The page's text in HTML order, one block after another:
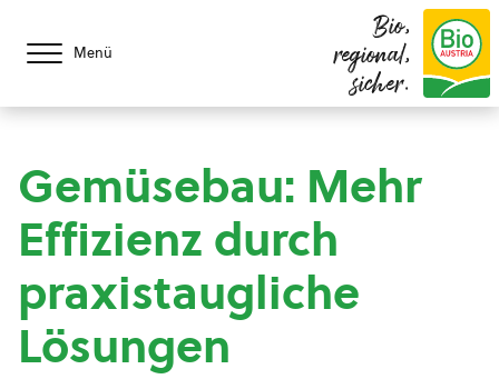
Menü
Bio,
regional,
sicher.
Gemüsebau: Mehr
Effizienz durch
praxistaugliche
Lösungen